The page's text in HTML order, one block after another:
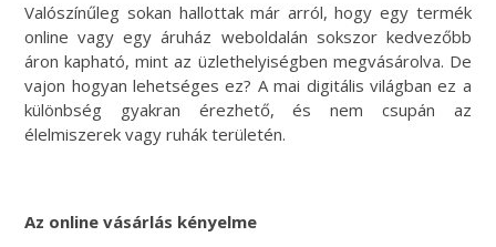
Valószínűleg sokan hallottak már arról, hogy egy termék
online vagy egy áruház weboldalán sokszor kedvezőbb
áron kapható, mint az üzlethelyiségben megvásárolva. De
vajon hogyan lehetséges ez? A mai digitális világban ez a
különbség gyakran érezhető, és nem csupán az
élelmiszerek vagy ruhák területén.
Az online vásárlás kényelme